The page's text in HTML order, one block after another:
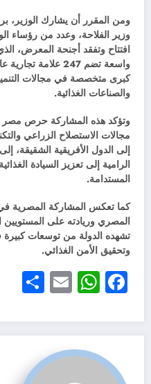
ومن المقرر أن يشارك الوزير،
وزير الفلاحة، وعدد من رؤساء
افتتاح وتفقد أجنحة المعرض،
واسعة تضم 247
كبرى متخصصة في مجالات التنمية
والصناعات الغذائية.
وتؤكد هذه المشاركة حرص مصر
مجالات الاستصلاح الزراعي
إلى الدول الأفريقية الشقيقة،
الرامية إلى تعزيز السيادة
المستدامة.
كما تعكس المشاركة المصرية
المصري وريادته على
تشهده الدولة من توسعات كبيرة
وتحقيق الأمن الغذائي.
Facebook
Email